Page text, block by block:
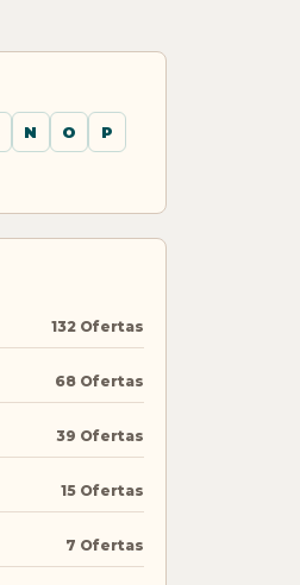
N O P
132 Ofertas
68 Ofertas
39 Ofertas
15 Ofertas
7 Ofertas